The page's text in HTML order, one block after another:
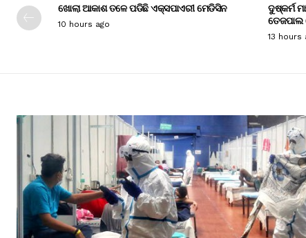
ଖୋଲା ଆକାଶ ତଳେ ପଡିଛି ଏକ୍ସପାଏରୀ ମେଡିସିନ
10 hours ago
ଦୁଷ୍କର୍ମ
ତେଜପାଲ
13 hours